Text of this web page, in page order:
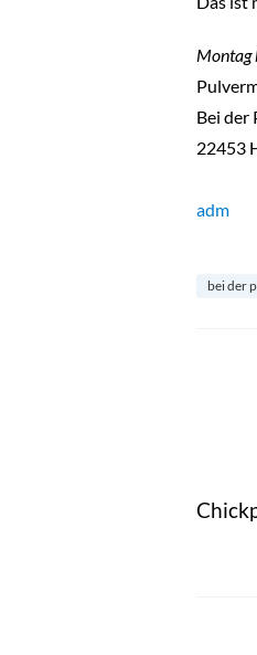
Montag
Bei der
22453
adm
bei der